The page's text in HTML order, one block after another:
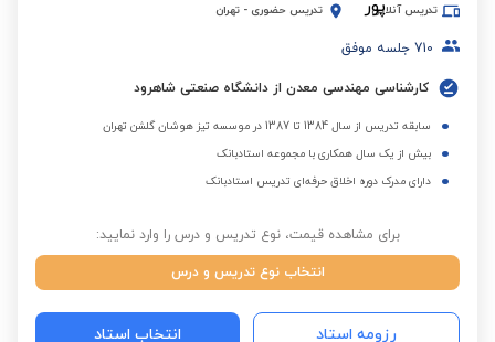
تدریس آنلاین تدریس حضوری - تهران
710 جلسه موفق
کارشناسی مهندسی معدن از دانشگاه صنعتی شاهرود
سابقه تدریس از سال 1384 تا 1387 در موسسه تیز هوشان گلشن تهران
بیش از یک سال همکاری با مجموعه استادبانک
دارای مدرک دوره اخلاق حرفه‌ای تدریس استادبانک
برای مشاهده قیمت، نوع تدریس و درس را وارد نمایید:
انتخاب نوع تدریس و درس
رزومه استاد انتخاب استاد